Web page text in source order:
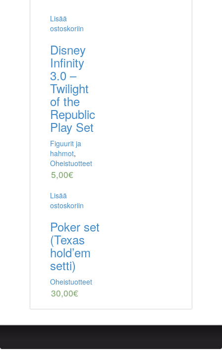
Lisää
ostoskoriin
Disney
Infinity
3.0 –
Twilight
of the
Republic
Play Set
Figuurit ja
hahmot,
Oheistuotteet
5,00€
Lisää
ostoskoriin
Poker set
(Texas
hold’em
setti)
Oheistuotteet
30,00€